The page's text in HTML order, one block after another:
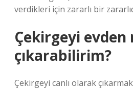
verdikleri için zararlı bir
Çekirgeyi evden
çıkarabilirim?
Çekirgeyi canlı olarak